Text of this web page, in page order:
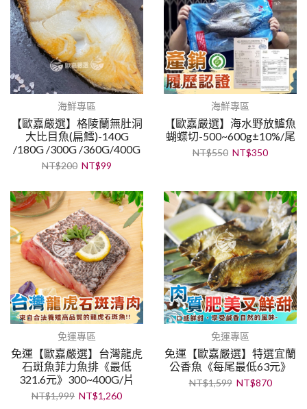
海鮮專區
【歐嘉嚴選】格陵蘭無肚洞
大比目魚(扁鱈)-140G
/180G /300G /360G/400G
NT$200 NT$99
海鮮專區
【歐嘉嚴選】海水野放鱸魚
蝴蝶切-500~600g±10%/尾
NT$550 NT$350
免運專區
免運【歐嘉嚴選】台灣龍虎
石斑魚菲力魚排《最低
321.6元》300~400G/片
NT$1,999 NT$1,260
免運專區
免運【歐嘉嚴選】特選宜蘭
公香魚《每尾最低63元》
NT$1,599 NT$870